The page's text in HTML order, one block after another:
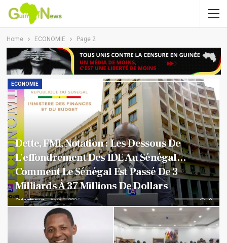
Home ECONOMIE Page 2
ECONOMIE
Dette, FMI, Notation : Les Dessous De
L’effondrement Des IDE Au Sénégal…
Comment Le Sénégal Est Passé De 3
Milliards À 37 Millions De Dollars
Guinafnews Août 8, 2026 0